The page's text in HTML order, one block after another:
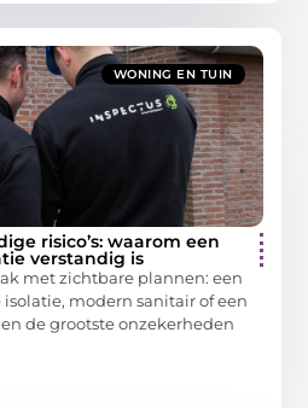
WONING EN TUIN
risico’s: waarom een
verstandig is
met zichtbare plannen: een
modern sanitair of een
de grootste onzekerheden